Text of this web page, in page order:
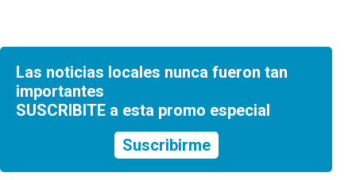
Las noticias locales nunca fueron tan
importantes
SUSCRIBITE a esta promo especial
Suscribirme